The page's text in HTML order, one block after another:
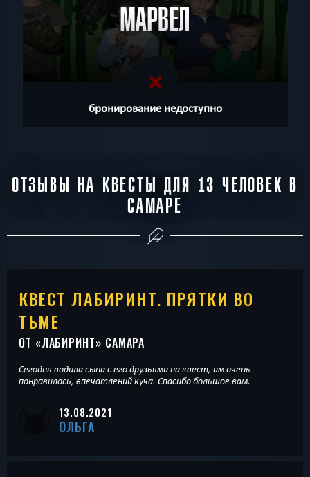
МАРВЕЛ
бронирование недоступно
ОТЗЫВЫ НА КВЕСТЫ ДЛЯ 13 ЧЕЛОВЕК В
САМАРЕ
КВЕСТ ЛАБИРИНТ. ПРЯТКИ ВО
ТЬМЕ
ОТ «ЛАБИРИНТ» САМАРА
Сегодня водила сына с его друзьями на квест, им очень
понравилось, впечатлений куча. Спасибо большое вам.
13.08.2021
ОЛЬГА